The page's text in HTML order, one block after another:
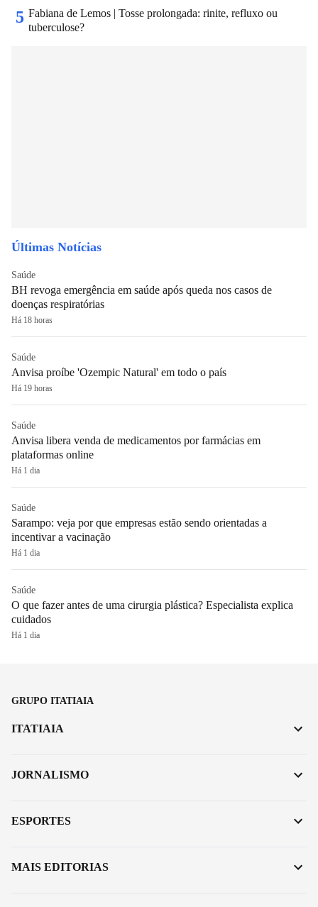
5 Fabiana de Lemos | Tosse prolongada: rinite, refluxo ou
tuberculose?
Últimas Notícias
Saúde
BH revoga emergência em saúde após queda nos casos de
doenças respiratórias
Há 18 horas
Saúde
Anvisa proíbe 'Ozempic Natural' em todo o país
Há 19 horas
Saúde
Anvisa libera venda de medicamentos por farmácias em
plataformas online
Há 1 dia
Saúde
Sarampo: veja por que empresas estão sendo orientadas a
incentivar a vacinação
Há 1 dia
Saúde
O que fazer antes de uma cirurgia plástica? Especialista explica
cuidados
Há 1 dia
GRUPO ITATIAIA
ITATIAIA
JORNALISMO
ESPORTES
MAIS EDITORIAS